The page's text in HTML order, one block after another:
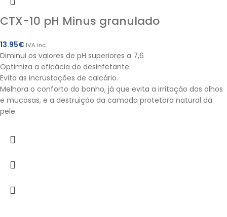
CTX-10 pH Minus granulado
13.95€ IVA inc.
Diminui os valores de pH superiores a 7,6
Optimiza a eficácia do desinfetante.
Evita as incrustações de calcário.
Melhora o conforto do banho, já que evita a irritação dos olhos
e mucosas, e a destruição da camada protetora natural da
pele.